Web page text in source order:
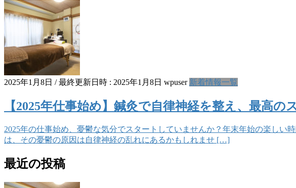
2025年1月8日 / 最終更新日時 : 2025年1月8日 wpuser 新着情報一覧
【2025年仕事始め】鍼灸で自律神経を整え、最高の
2025年の仕事始め、憂鬱な気分でスタートしていませんか？年末年始の楽し
は、その憂鬱の原因は自律神経の乱れにあるかもしれませ […]
最近の投稿